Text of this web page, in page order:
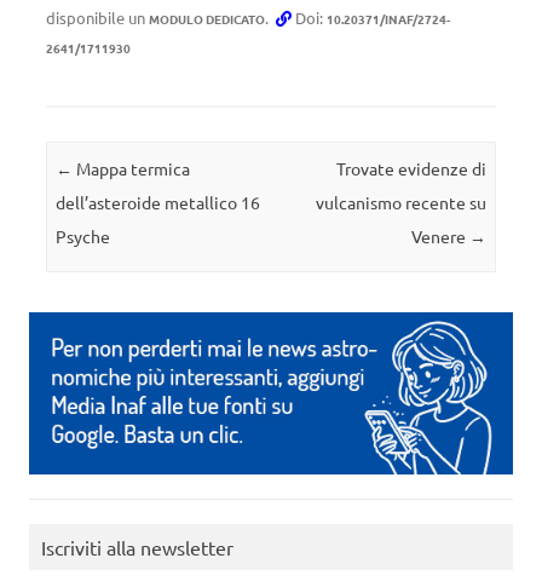
disponibile un MODULO DEDICATO. Doi: 10.20371/INAF/2724-
2641/1711930
Navigazione articolo
← Mappa termica
dell’asteroide metallico 16
Psyche
Trovate evidenze di
vulcanismo recente su
Venere →
Iscriviti alla newsletter